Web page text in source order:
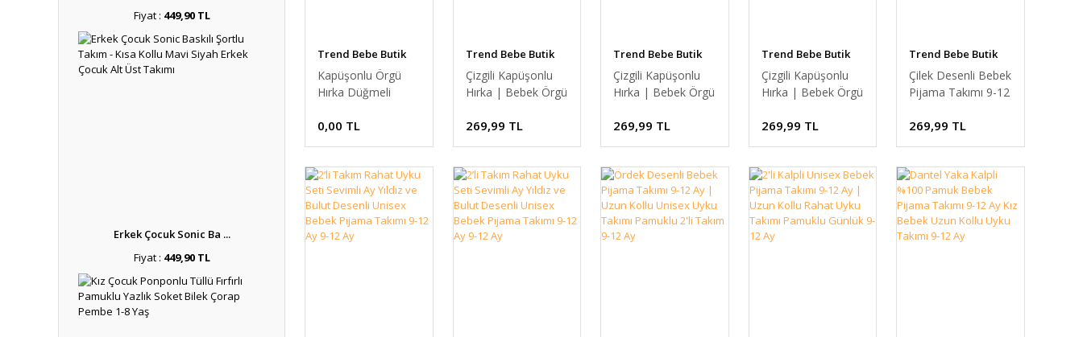
Fiyat : 449,90 TL
Erkek Çocuk Sonic Ba ...
Fiyat : 449,90 TL
Trend Bebe Butik
Kapüşonlu Örgü
Hırka Düğmeli
Ceket Kışlık Kalın
12-18 Ay
0,00 TL
Trend Bebe Butik
Çizgili Kapüşonlu
Hırka | Bebek Örgü
18 Ay | Erkek ve
12-18 Ay
269,99 TL
Trend Bebe Butik
Çizgili Kapüşonlu
Hırka | Bebek Örgü
18 Ay | Erkek ve
12-18 Ay
269,99 TL
Trend Bebe Butik
Çizgili Kapüşonlu
Hırka | Bebek Örgü
18 Ay | Erkek ve
12-18 Ay
269,99 TL
Trend Bebe Butik
Çilek Desenli Bebek
Pijama Takımı 9-12
Pamuk,Unisex
9-12 Ay
269,99 TL